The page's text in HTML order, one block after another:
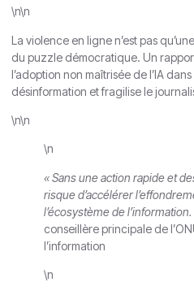
\n\n
La violence en ligne n’est pas
du puzzle démocratique. Un
l’adoption non maîtrisée de l’IA
désinformation et fragilise le
\n\n
\n
« Sans une action rapide et
risque d’accélérer
l’écosystème de l’information.
conseillère principale de
l’information
\n